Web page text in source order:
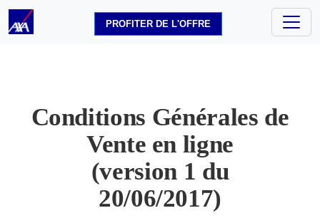
PROFITER DE L'OFFRE
Conditions Générales de
Vente en ligne
(version 1 du
20/06/2017)